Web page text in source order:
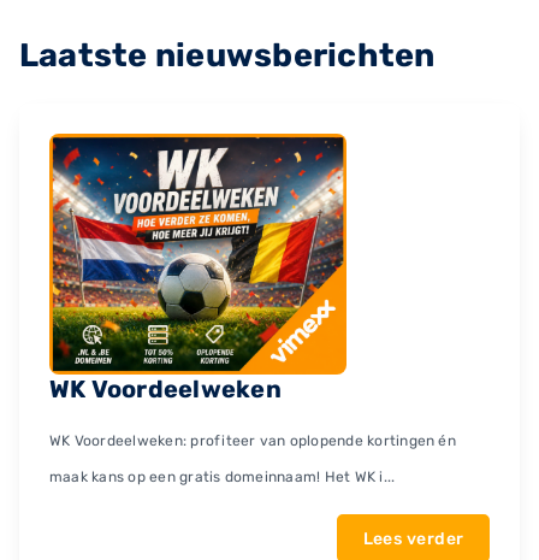
Laatste nieuwsberichten
WK Voordeelweken
WK Voordeelweken: profiteer van oplopende kortingen én
maak kans op een gratis domeinnaam! Het WK i...
Lees verder